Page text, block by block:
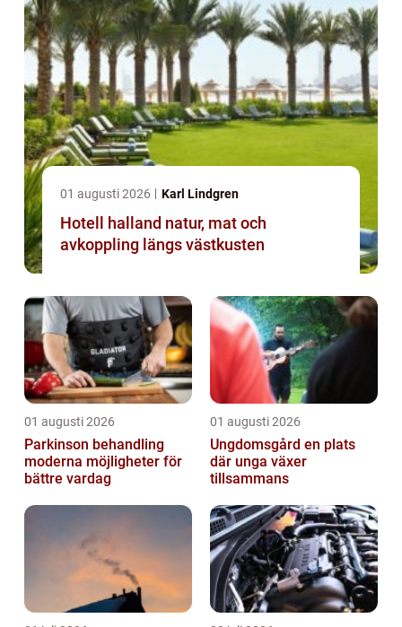
01 augusti 2026 Karl Lindgren
Hotell halland natur, mat och
avkoppling längs västkusten
01 augusti 2026
Parkinson behandling
moderna möjligheter för
bättre vardag
01 augusti 2026
Ungdomsgård en plats
där unga växer
tillsammans